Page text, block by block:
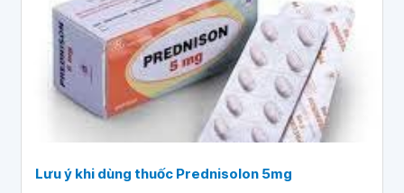
Lưu ý khi dùng thuốc Prednisolon 5mg